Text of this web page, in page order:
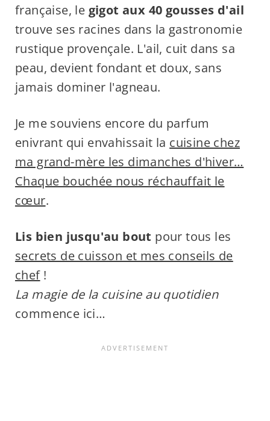
française, le gigot aux 40 gousses d'ail
trouve ses racines dans la gastronomie
rustique provençale. L'ail, cuit dans sa
peau, devient fondant et doux, sans
jamais dominer l'agneau.
Je me souviens encore du parfum
enivrant qui envahissait la cuisine chez
ma grand-mère les dimanches d'hiver…
Chaque bouchée nous réchauffait le
cœur.
Lis bien jusqu'au bout pour tous les
secrets de cuisson et mes conseils de
chef!
La magie de la cuisine au quotidien
commence ici…